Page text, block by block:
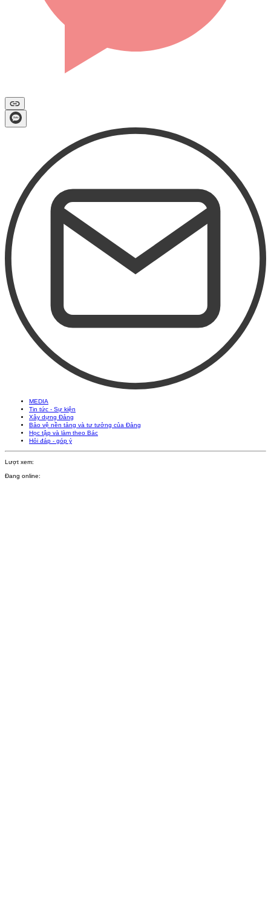
MEDIA
Tin tức - Sự kiện
Xây dựng Đảng
Bảo vệ nền tảng và tư tưởng của Đảng
Học tập và làm theo Bác
Hỏi đáp - góp ý
Lượt xem:
Đang online: